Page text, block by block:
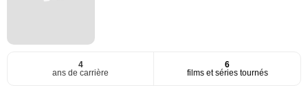
4
ans de carrière
6
films et séries tournés